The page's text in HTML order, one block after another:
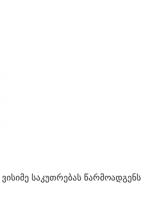
საკუთრებას წარმოადგენს